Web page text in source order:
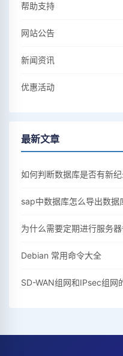
帮助支持
网站公告
新闻资讯
优惠活动
最新文章
如何判断数据库是否有新
sap中数据库怎么导出数据
为什么需要定期进行服务器
Debian 常用命令大全
SD-WAN组网和IPsec组网